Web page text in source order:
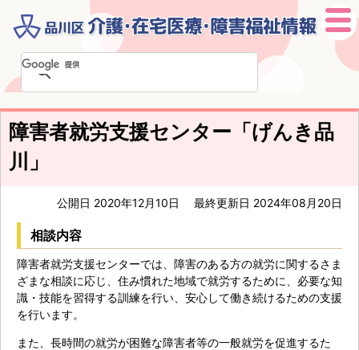
へ
移
障害者就労支援センター「げんき品
川」
公開日 2020年12月10日 最終更新日 2024年08月20日
相談内容
障害者就労支援センターでは、障害のある方の就労に関するさま
ざまな相談に応じ、住み慣れた地域で就労するために、必要な知
識・技能を習得する訓練を行い、安心して働き続けるための支援
を行います。
また、長時間の就労が困難な障害者等の一般就労を促進するた